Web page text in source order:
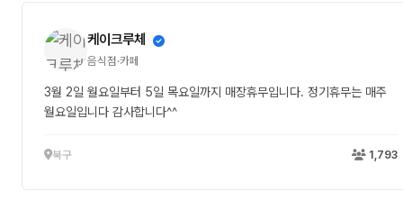
케이크루체
음식점·카페
3월 2일 월요일부터 5일 목요일까지 매장휴무입니다. 정기휴무는 매주
월요일입니다 감사합니다^^
북구 1,793